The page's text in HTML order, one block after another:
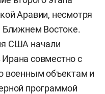
Аравии, несмотря
Ближнем Востоке.
США начали
совместно с
военным объектам и
программой